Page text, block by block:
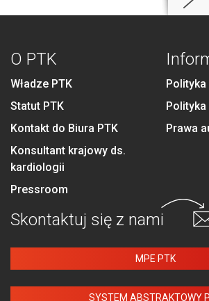
O PTK
Władze PTK
Statut PTK
Kontakt do Biura PTK
Konsultant krajowy ds.
kardiologii
Pressroom
Prawa
Skontaktuj się z nami
MPE PTK
SYSTEM ABSTRAKTOWY